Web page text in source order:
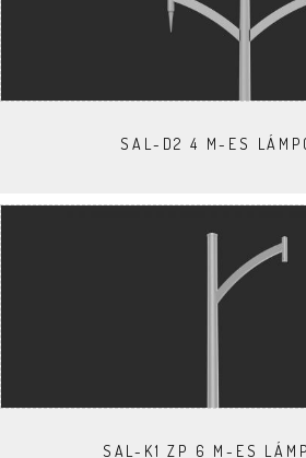
SAL-D2 4 M-ES
SAL-K1 ZP 6 M-ES